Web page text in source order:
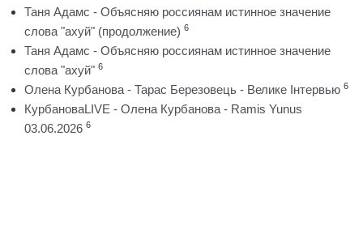
Таня Адамс - Объясняю россиянам истинное значение
слова "ахуй" (продолжение) 6
Таня Адамс - Объясняю россиянам истинное значение
слова "ахуй" 6
Олена Курбанова - Тарас Березовець - Велике Інтервью 6
КурбановаLIVE - Олена Курбанова - Ramis Yunus
03.06.2026 6